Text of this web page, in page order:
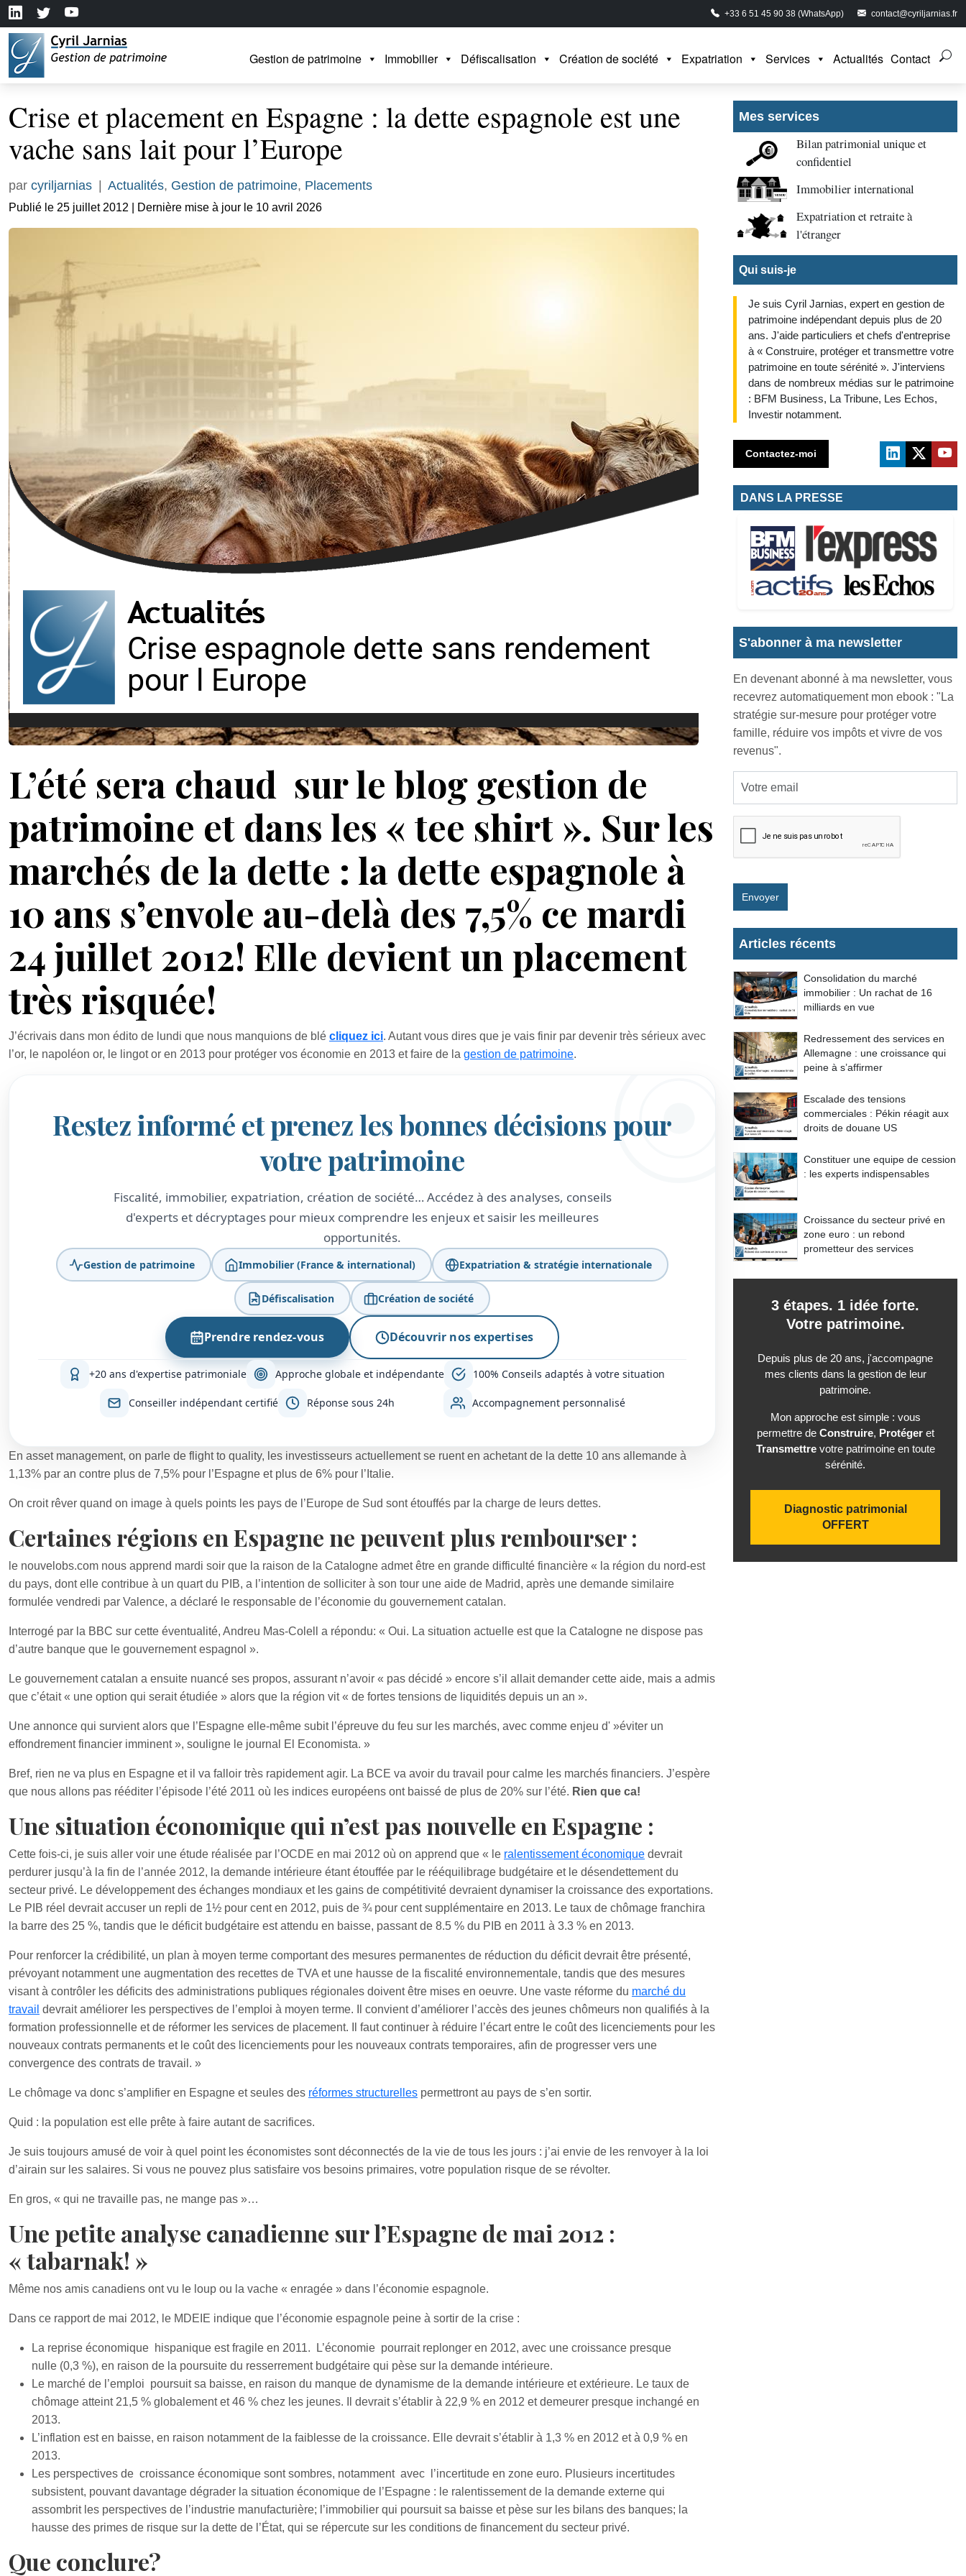
+33 6 51 45 90 38 (WhatsApp) contact@cyriljarnias.fr
Gestion de patrimoine Immobilier Défiscalisation Création de société Expatriation Services Actualités Contact
Crise et placement en Espagne : la dette espagnole est une
vache sans lait pour l’Europe
par cyriljarnias Actualités, Gestion de patrimoine, Placements
Publié le 25 juillet 2012 | Dernière mise à jour le 10 avril 2026
L’été sera chaud sur le blog gestion de
patrimoine et dans les « tee shirt ». Sur les
marchés de la dette : la dette espagnole à
10 ans s’envole au-delà des 7,5% ce mardi
24 juillet 2012! Elle devient un placement
très risquée!
J’écrivais dans mon édito de lundi que nous manquions de blé cliquez ici. Autant vous dires que je vais finir par devenir très sérieux avec
l’or, le napoléon or, le lingot or en 2013 pour protéger vos économie en 2013 et faire de la gestion de patrimoine.
Restez informé et prenez les bonnes décisions pour
votre patrimoine
Fiscalité, immobilier, expatriation, création de société… Accédez à des analyses, conseils
d'experts et décryptages pour mieux comprendre les enjeux et saisir les meilleures
opportunités.
Gestion de patrimoine Immobilier (France & international) Expatriation & stratégie internationale
Défiscalisation Création de société
Prendre rendez-vous Découvrir nos expertises
+20 ans d'expertise patrimoniale Approche globale et indépendante 100% Conseils adaptés à votre situation
Conseiller indépendant certifié Réponse sous 24h Accompagnement personnalisé
En asset management, on parle de flight to quality, les investisseurs actuellement se ruent en achetant de la dette 10 ans allemande à
1,13% par an contre plus de 7,5% pour l’Espagne et plus de 6% pour l’Italie.
On croit rêver quand on image à quels points les pays de l’Europe de Sud sont étouffés par la charge de leurs dettes.
Certaines régions en Espagne ne peuvent plus rembourser :
le nouvelobs.com nous apprend mardi soir que la raison de la Catalogne admet être en grande difficulté financière « la région du nord-est
du pays, dont elle contribue à un quart du PIB, a l’intention de solliciter à son tour une aide de Madrid, après une demande similaire
formulée vendredi par Valence, a déclaré le responsable de l’économie du gouvernement catalan.
Interrogé par la BBC sur cette éventualité, Andreu Mas-Colell a répondu: « Oui. La situation actuelle est que la Catalogne ne dispose pas
d’autre banque que le gouvernement espagnol ».
Le gouvernement catalan a ensuite nuancé ses propos, assurant n’avoir « pas décidé » encore s’il allait demander cette aide, mais a admis
que c’était « une option qui serait étudiée » alors que la région vit « de fortes tensions de liquidités depuis un an ».
Une annonce qui survient alors que l’Espagne elle-même subit l’épreuve du feu sur les marchés, avec comme enjeu d' »éviter un
effondrement financier imminent », souligne le journal El Economista. »
Bref, rien ne va plus en Espagne et il va falloir très rapidement agir. La BCE va avoir du travail pour calme les marchés financiers. J’espère
que nous allons pas rééditer l’épisode l’été 2011 où les indices européens ont baissé de plus de 20% sur l’été. Rien que ca!
Une situation économique qui n’est pas nouvelle en Espagne :
Cette fois-ci, je suis aller voir une étude réalisée par l’OCDE en mai 2012 où on apprend que « le ralentissement économique devrait
perdurer jusqu’à la fin de l’année 2012, la demande intérieure étant étouffée par le rééquilibrage budgétaire et le désendettement du
secteur privé. Le développement des échanges mondiaux et les gains de compétitivité devraient dynamiser la croissance des exportations.
Le PIB réel devrait accuser un repli de 1½ pour cent en 2012, puis de ¾ pour cent supplémentaire en 2013. Le taux de chômage franchira
la barre des 25 %, tandis que le déficit budgétaire est attendu en baisse, passant de 8.5 % du PIB en 2011 à 3.3 % en 2013.
Pour renforcer la crédibilité, un plan à moyen terme comportant des mesures permanentes de réduction du déficit devrait être présenté,
prévoyant notamment une augmentation des recettes de TVA et une hausse de la fiscalité environnementale, tandis que des mesures
visant à contrôler les déficits des administrations publiques régionales doivent être mises en oeuvre. Une vaste réforme du marché du
travail devrait améliorer les perspectives de l’emploi à moyen terme. Il convient d’améliorer l’accès des jeunes chômeurs non qualifiés à la
formation professionnelle et de réformer les services de placement. Il faut continuer à réduire l’écart entre le coût des licenciements pour les
nouveaux contrats permanents et le coût des licenciements pour les nouveaux contrats temporaires, afin de progresser vers une
convergence des contrats de travail. »
Le chômage va donc s’amplifier en Espagne et seules des réformes structurelles permettront au pays de s’en sortir.
Quid : la population est elle prête à faire autant de sacrifices.
Je suis toujours amusé de voir à quel point les économistes sont déconnectés de la vie de tous les jours : j’ai envie de les renvoyer à la loi
d’airain sur les salaires. Si vous ne pouvez plus satisfaire vos besoins primaires, votre population risque de se révolter.
En gros, « qui ne travaille pas, ne mange pas »…
Une petite analyse canadienne sur l’Espagne de mai 2012 :
« tabarnak! »
Même nos amis canadiens ont vu le loup ou la vache « enragée » dans l’économie espagnole.
Dans ce rapport de mai 2012, le MDEIE indique que l’économie espagnole peine à sortir de la crise :
La reprise économique hispanique est fragile en 2011. L’économie pourrait replonger en 2012, avec une croissance presque
nulle (0,3 %), en raison de la poursuite du resserrement budgétaire qui pèse sur la demande intérieure.
Le marché de l’emploi poursuit sa baisse, en raison du manque de dynamisme de la demande intérieure et extérieure. Le taux de
chômage atteint 21,5 % globalement et 46 % chez les jeunes. Il devrait s’établir à 22,9 % en 2012 et demeurer presque inchangé en
2013.
L’inflation est en baisse, en raison notamment de la faiblesse de la croissance. Elle devrait s’établir à 1,3 % en 2012 et à 0,9 % en
2013.
Les perspectives de croissance économique sont sombres, notamment avec l’incertitude en zone euro. Plusieurs incertitudes
subsistent, pouvant davantage dégrader la situation économique de l’Espagne : le ralentissement de la demande externe qui
assombrit les perspectives de l’industrie manufacturière; l’immobilier qui poursuit sa baisse et pèse sur les bilans des banques; la
hausse des primes de risque sur la dette de l’État, qui se répercute sur les conditions de financement du secteur privé.
Que conclure?
Mes services
Bilan patrimonial unique et
confidentiel
Immobilier international
Expatriation et retraite à
l'étranger
Qui suis-je
Je suis Cyril Jarnias, expert en gestion de
patrimoine indépendant depuis plus de 20
ans. J'aide particuliers et chefs d'entreprise
à « Construire, protéger et transmettre votre
patrimoine en toute sérénité ». J'interviens
dans de nombreux médias sur le patrimoine
: BFM Business, La Tribune, Les Echos,
Investir notamment.
Contactez-moi
DANS LA PRESSE
S'abonner à ma newsletter
En devenant abonné à ma newsletter, vous
recevrez automatiquement mon ebook : "La
stratégie sur-mesure pour protéger votre
famille, réduire vos impôts et vivre de vos
revenus".
Envoyer
Articles récents
Consolidation du marché
immobilier : Un rachat de 16
milliards en vue
Redressement des services en
Allemagne : une croissance qui
peine à s’affirmer
Escalade des tensions
commerciales : Pékin réagit aux
droits de douane US
Constituer une equipe de cession
: les experts indispensables
Croissance du secteur privé en
zone euro : un rebond
prometteur des services
3 étapes. 1 idée forte.
Votre patrimoine.
Depuis plus de 20 ans, j'accompagne
mes clients dans la gestion de leur
patrimoine.
Mon approche est simple : vous
permettre de Construire, Protégeret
Transmettrevotre patrimoine en toute
sérénité.
Diagnostic patrimonial
OFFERT